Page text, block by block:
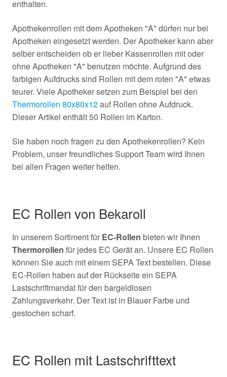
enthalten.
Apothekenrollen mit dem Apotheken "A" dürfen nur bei
Apotheken eingesetzt werden. Der Apotheker kann aber
selber entscheiden ob er lieber Kassenrollen mit oder
ohne Apotheken "A" benutzen möchte. Aufgrund des
farbigen Aufdrucks sind Rollen mit dem roten "A" etwas
teurer. Viele Apotheker setzen zum Beispiel bei den
Thermorollen 80x80x12auf Rollen ohne Aufdruck.
Dieser Artikel enthält 50 Rollen im Karton.
Sie haben noch fragen zu den Apothekenrollen? Kein
Problem, unser freundliches Support Team wird Ihnen
bei allen Fragen weiter helfen.
EC Rollen von Bekaroll
In unserem Sortiment für EC-Rollen bieten wir Ihnen
Thermorollen für jedes EC Gerät an. Unsere EC Rollen
können Sie auch mit einem SEPA Text bestellen. Diese
EC-Rollen haben auf der Rückseite ein SEPA
Lastschriftmandat für den bargeldlosen
Zahlungsverkehr. Der Text ist in Blauer Farbe und
gestochen scharf.
EC Rollen mit Lastschrifttext